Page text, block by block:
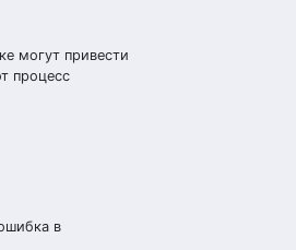
могут привести
процесс
в